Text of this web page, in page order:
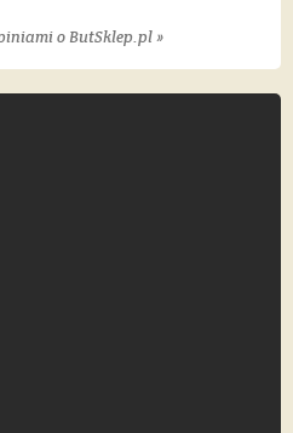
o ButSklep.pl »